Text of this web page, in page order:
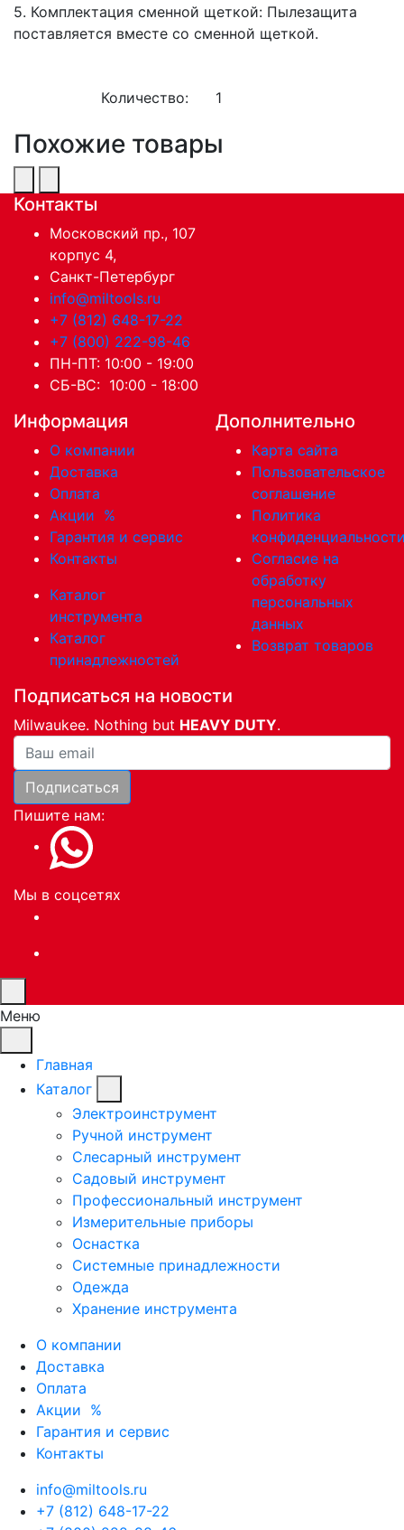
5. Комплектация сменной щеткой: Пылезащита
поставляется вместе со сменной щеткой.
Количество: 1
Похожие товары
Контакты
Московский пр., 107
корпус 4,
Санкт-Петербург
info@miltools.ru
+7 (812) 648-17-22
+7 (800) 222-98-46
ПН-ПТ: 10:00 - 19:00
СБ-ВС: 10:00 - 18:00
Информация
О компании
Доставка
Оплата
Акции %
Гарантия и сервис
Контакты
Каталог
инструмента
Каталог
принадлежностей
Дополнительно
Карта сайта
Пользовательское
соглашение
Политика
Согласие на
обработку
персональных
данных
Возврат товаров
Подписаться на новости
Milwaukee. Nothing but HEAVY DUTY.
Ваша почта
Подписаться
Пишите нам:
Мы в соцсетях
Меню
Главная
Каталог
Электроинструмент
Ручной инструмент
Слесарный инструмент
Садовый инструмент
Профессиональный инструмент
Измерительные приборы
Оснастка
Системные принадлежности
Одежда
Хранение инструмента
О компании
Доставка
Оплата
Акции %
Гарантия и сервис
Контакты
info@miltools.ru
+7 (812) 648-17-22